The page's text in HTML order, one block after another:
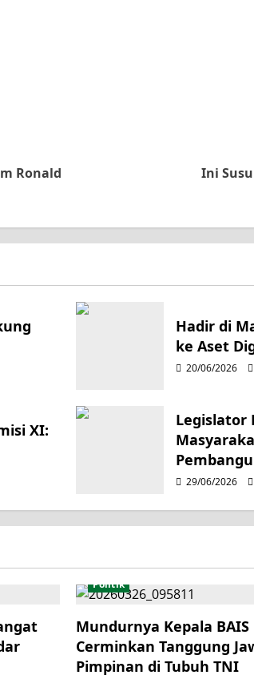
Ronald
Ini
Hadir di
ke Aset
20/06/2026
XI:
Legislator
29/06/2026
Politik
Mundurnya Kepala
Cerminkan Tanggung
Pimpinan di Tubuh TNI